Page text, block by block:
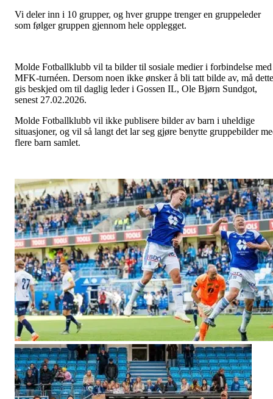
Vi deler inn i 10 grupper, og hver gruppe trenger en gruppeleder
som følger gruppen gjennom hele opplegget.
Molde Fotballklubb vil ta bilder til sosiale medier i forbindelse med
MFK-turnéen. Dersom noen ikke ønsker å bli tatt bilde av, må dette
gis beskjed om til daglig leder i Gossen IL, Ole Bjørn Sundgot,
senest 27.02.2026.
Molde Fotballklubb vil ikke publisere bilder av barn i uheldige
situasjoner, og vil så langt det lar seg gjøre benytte gruppebilder
flere barn samlet.